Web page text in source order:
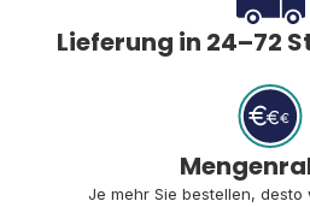
Lieferung in 24–72
Je mehr Sie bestellen, desto